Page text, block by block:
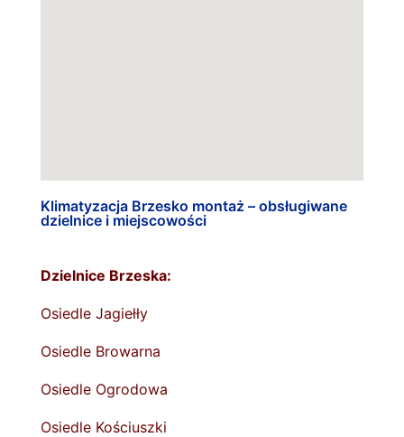
Klimatyzacja Brzesko montaż – obsługiwane
dzielnice i miejscowości
Dzielnice Brzeska:
Osiedle Jagiełły
Osiedle Browarna
Osiedle Ogrodowa
Osiedle Kościuszki